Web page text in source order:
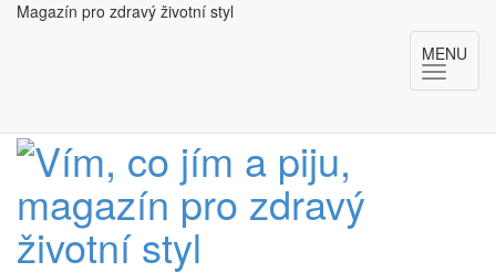
Magazín pro zdravý životní styl
MENU